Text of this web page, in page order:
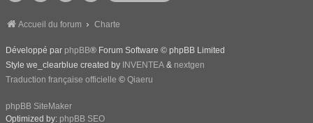
Accueil du forum Charte
Développé par phpBB® Forum Software © phpBB Limited
Style we_clearblue created by INVENTEA & nextgen
Traduction française officielle © Qiaeru
phpBB SiteMaker
Optimized by: phpBB SEO